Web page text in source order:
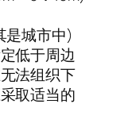
是城市中)
低于周边
法组织下
取适当的